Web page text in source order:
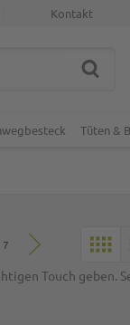
Kontakt
Suche schließen
SUCHE
Tüten &
Touch geben.
7